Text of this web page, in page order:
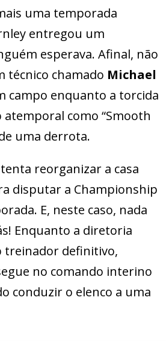
uma temporada
entregou um
esperava. Afinal, não
técnico chamado Michael
campo enquanto a torcida
atemporal como “Smooth
uma derrota.
reorganizar a casa
disputar a Championship
E, neste caso, nada
Enquanto a diretoria
treinador definitivo,
no comando interino
conduzir o elenco a uma